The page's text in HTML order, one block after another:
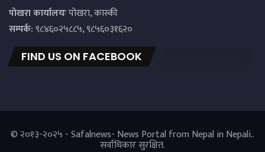
पाेखरा कार्यालयःपोखरा, कास्की
सम्पर्क:९८४६०२५८८५, ९८५६०३१६२०
FIND US ON FACEBOOK
© २०१३-२०२५ - Safalnews- News Portal from Nepal in Nepali..
सर्वाधिकार सुरक्षित.